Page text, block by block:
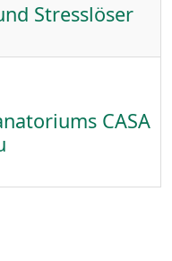
Stresslöser
CASA